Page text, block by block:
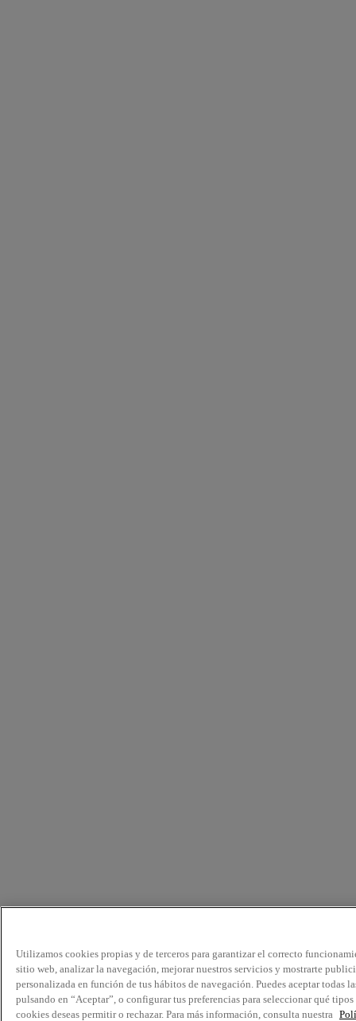
Utilizamos cookies propias y de terceros para garantizar el correcto
sitio web, analizar la navegación, mejorar nuestros servicios y mostrarte
personalizada en función de tus hábitos de navegación. Puedes aceptar todas
pulsando en “Aceptar”, o configurar tus preferencias para seleccionar qué tipos
cookies deseas permitir o rechazar. Para más información, consulta nuestra